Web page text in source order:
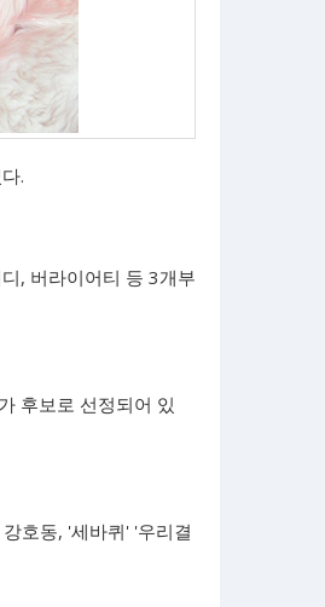
.
, 버라이어티 등 3개부
후보로 선정되어 있
호동, '세바퀴' '우리결